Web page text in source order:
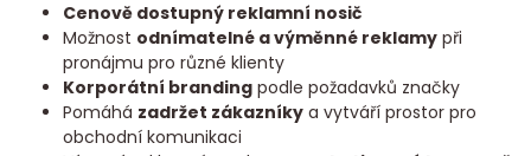
Cenově dostupný reklamní nosič
Možnost odnímatelné a výměnné reklamy při
pronájmu pro různé klienty
Korporátní branding podle požadavků značky
Pomáhá zadržet zákazníky a vytváří prostor pro
obchodní komunikaci